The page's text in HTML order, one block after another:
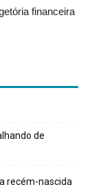
financeira
de
recém-nascida